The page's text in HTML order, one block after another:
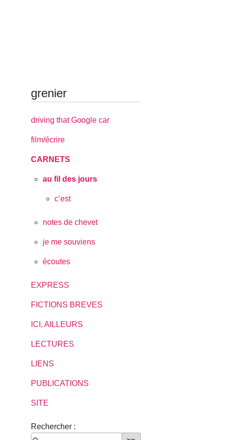
grenier
driving that Google car
film/écrire
CARNETS
au fil des jours
c’est
notes de chevet
je me souviens
écoutes
EXPRESS
FICTIONS BREVES
ICI, AILLEURS
LECTURES
LIENS
PUBLICATIONS
SITE
Rechercher :